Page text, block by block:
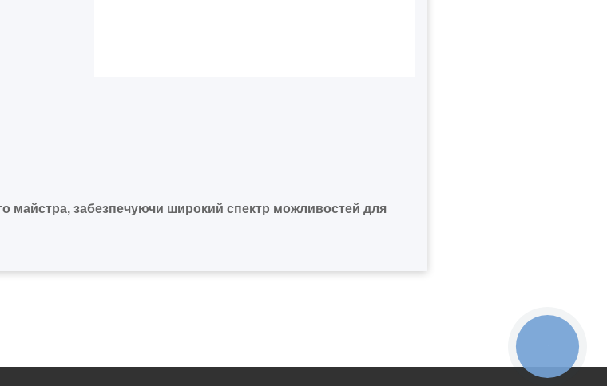
майстра, забезпечуючи широкий спектр можливостей для